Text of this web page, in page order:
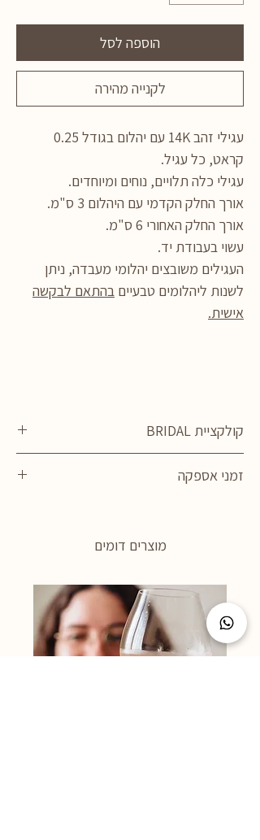
הוספה לסל
לקנייה מהירה
עגילי זהב 14K עם יהלום בגודל 0.25
קראט, כל עגיל.
עגילי כלה תלויים, נוחים ומיוחדים.
אורך החלק הקדמי עם היהלום 3 ס"מ.
אורך החלק האחורי 6 ס"מ.
עשוי בעבודת יד.
העגילים משובצים יהלומי מעבדה, ניתן
לשנות ליהלומים טבעיים בהתאם לבקשה
אישית.
קולקציית BRIDAL
כלות. תכנסי לראות את
זמני אספקה
מוצרים דומים